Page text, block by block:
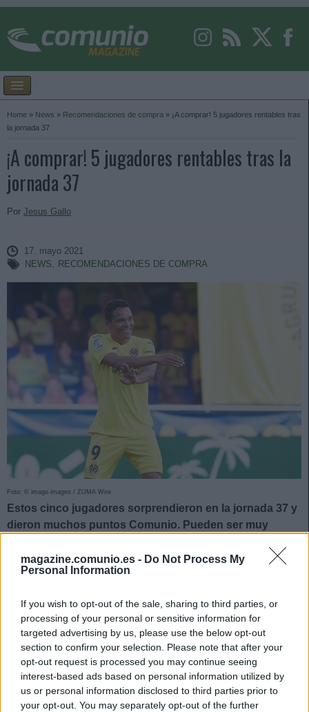
magazine.comunio.es - Do Not Process My
Personal Information
If you wish to opt-out of the sale, sharing to third parties, or
processing of your personal or sensitive information for
targeted advertising by us, please use the below opt-out
section to confirm your selection. Please note that after your
opt-out request is processed you may continue seeing
interest-based ads based on personal information utilized by
us or personal information disclosed to third parties prior to
your opt-out. You may separately opt-out of the further
Home » News » Recomendaciones de compra » ¡A comprar! 5 jugadores rentables tras
la jornada 37
¡A comprar! 5 jugadores rentables tras la
jornada 37
Por Jesus Gallo
17. mayo 2021
NEWS, RECOMENDACIONES DE COMPRA
Foto: © imago images / ZUMA Wire
Estos cinco jugadores sorprendieron en la jornada 37 y
dieron muchos puntos Comunio. Pueden ser muy
Carlos Bacca(Villarreal, delantero, 1.390.000)
21 puntos por 1,4 millones de inversión. Quien fichara a
Bacca esta semana con vistas a alinearlo en la jornada 37,
tiene que estar dando saltos de alegría. Gran actuación del
cafetero quien podría también ser titular en la última jornada
ante el Real Madrid (sabado, 18:00 horas) si Emery decide
dar descanso a los posibles titulares en la final de Europa
League ante el Manchester United (miércoles, 21:00 horas).